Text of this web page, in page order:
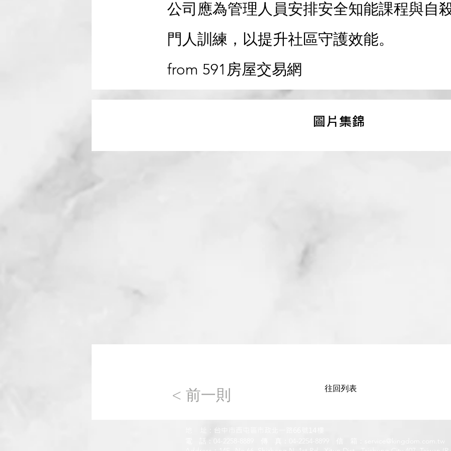
公司應為管理人員安排安全知能課程與自
門人訓練，以提升社區守護效能。
from 591房屋交易網
​圖片集錦
< 前一則 往回列表
電 話：04-2258-8889 傳 真：04-2254-8899 信 箱：